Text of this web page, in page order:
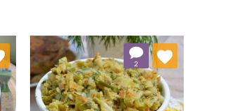
2
Dodaj do ulubionych
Wybierz listę: